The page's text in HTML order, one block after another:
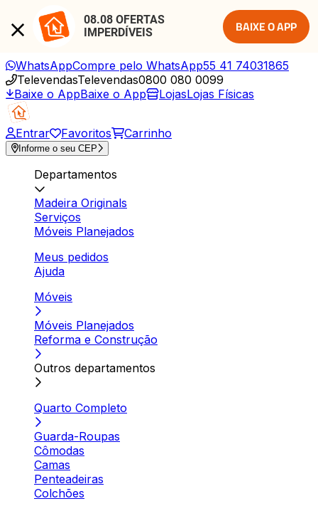
08.08 OFERTAS
IMPERDÍVEIS
BAIXE O APP
WhatsAppCompre pelo WhatsApp55 41 74031865
TelevendasTelevendas0800 080 0099
Baixe o AppBaixe o App LojasLojas Físicas
Entrar Favoritos Carrinho
Informe o seu CEP
Departamentos
Madeira Originals
Serviços
Móveis Planejados
Meus pedidos
Ajuda
Móveis
Móveis Planejados
Reforma e Construção
Outros departamentos
Quarto Completo
Guarda-Roupas
Cômodas
Camas
Penteadeiras
Colchões